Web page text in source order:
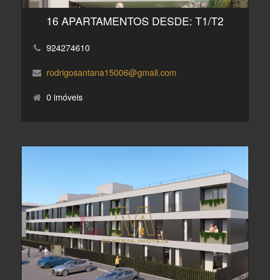
16 APARTAMENTOS DESDE: T1/T2
924274610
rodrigosantana15006@gmail.com
0 imóveis